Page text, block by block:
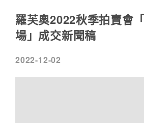
羅芙奧2022秋季拍賣會
場」成交新聞稿
2022-12-02